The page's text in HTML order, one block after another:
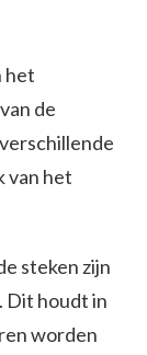
het
de
van het
steken zijn
Dit houdt in
worden